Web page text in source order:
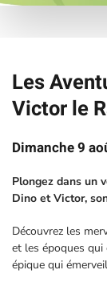
Les
Victor le
Dimanche 9
Plongez dans un
Dino et Victor,
Découvrez les
et les époques
épique qui